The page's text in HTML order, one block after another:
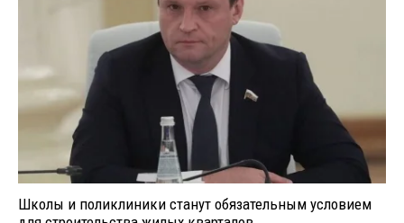
Школы и поликлиники станут обязательным условием